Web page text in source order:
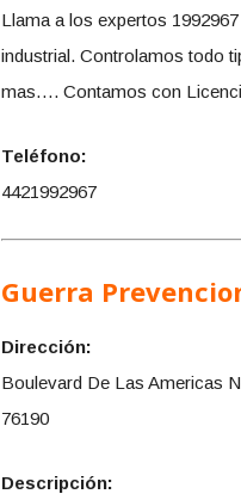
Llama a los expertos
industrial. Controlamos todo
mas…. Contamos con
Teléfono:
4421992967
Guerra
Dirección:
Boulevard De Las Americas
76190
Descripción: